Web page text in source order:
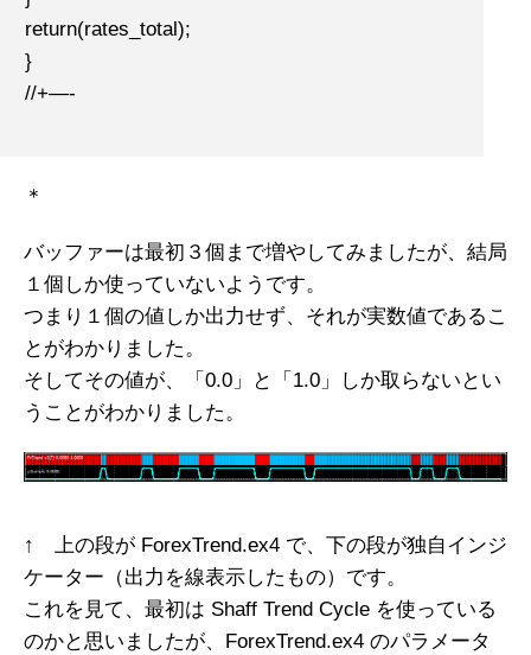
return(rates_total);
}
//+—-
＊
バッファーは最初３個まで増やしてみましたが、結局
１個しか使っていないようです。
つまり１個の値しか出力せず、それが実数値であるこ
とがわかりました。
そしてその値が、「0.0」と「1.0」しか取らないとい
うことがわかりました。
↑ 上の段が ForexTrend.ex4 で、下の段が独自インジ
ケーター（出力を線表示したもの）です。
これを見て、最初は Shaff Trend Cycle を使っている
のかと思いましたが、ForexTrend.ex4 のパラメータ